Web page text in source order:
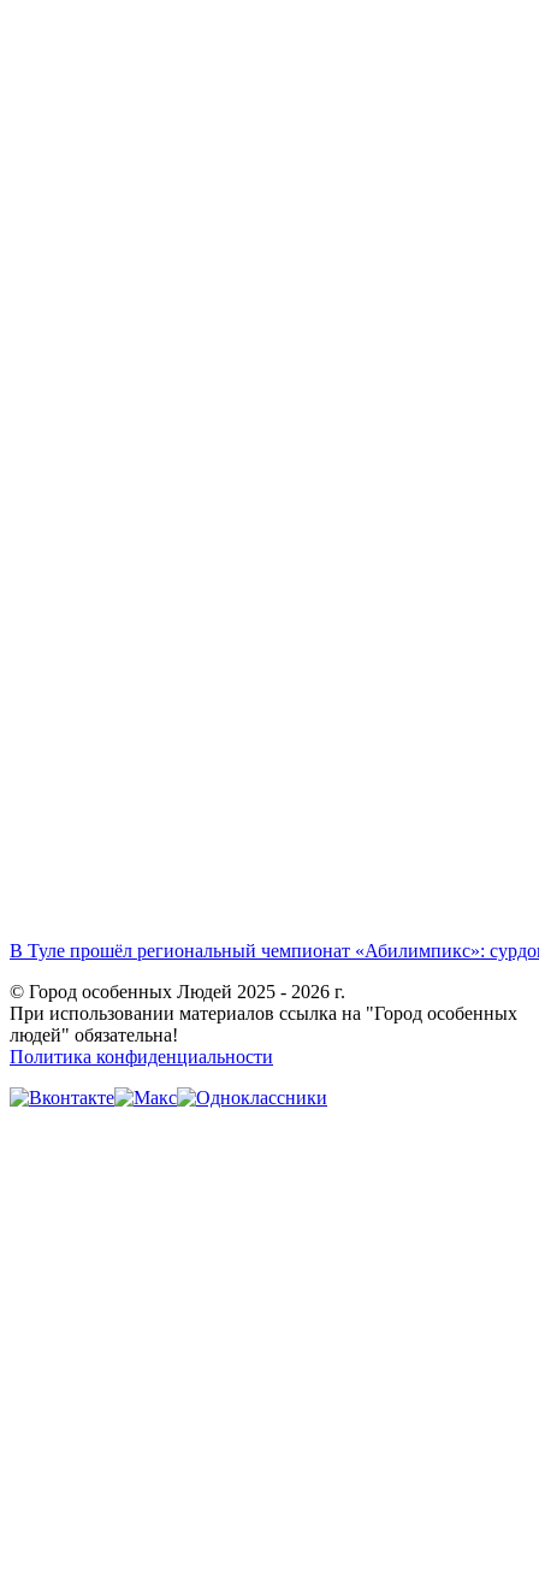
В Туле прошёл региональный чемпионат «Абилимпикс»:
© Город особенных Людей 2025 - 2026 г.
При использовании материалов ссылка на "Город особенных
людей" обязательна!
Политика конфиденциальности